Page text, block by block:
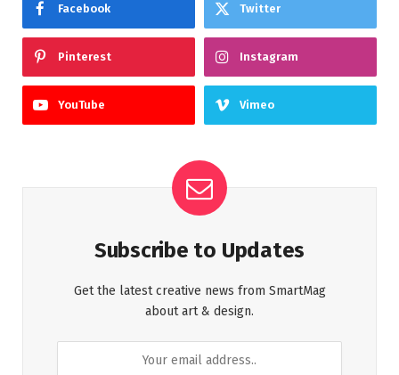
Facebook Twitter
Pinterest Instagram
YouTube Vimeo
Subscribe to Updates
Get the latest creative news from SmartMag
about art & design.